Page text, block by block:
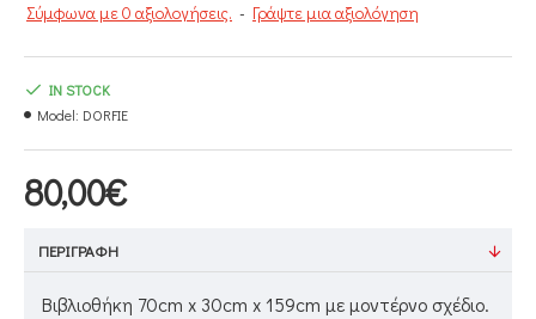
Σύμφωνα με 0 αξιολογήσεις. - Γράψτε μια αξιολόγηση
80,00€
IN STOCK
Model: DORFIE
ΠΕΡΙΓΡΑΦΉ
Βιβλιοθήκη 70cm x 30cm x 159cm με μοντέρνο σχέδιο.